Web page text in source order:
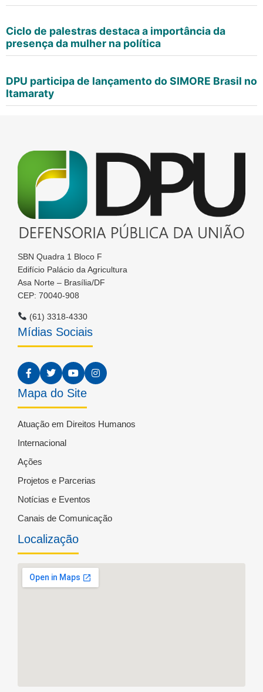
Ciclo de palestras destaca a importância da
presença da mulher na política
DPU participa de lançamento do SIMORE Brasil no
Itamaraty
SBN Quadra 1 Bloco F
Edifício Palácio da Agricultura
Asa Norte – Brasília/DF
CEP: 70040-908
(61) 3318-4330
Mídias Sociais
Mapa do Site
Atuação em Direitos Humanos
Internacional
Ações
Projetos e Parcerias
Notícias e Eventos
Canais de Comunicação
Localização